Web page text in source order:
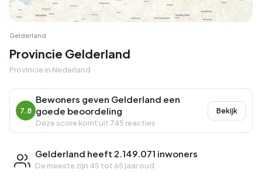
Gelderland
Provincie Gelderland
Provincie in Nederland
7.8
Bewoners geven Gelderland een
goede beoordeling
Deze score komt uit 745 reacties
Bekijk
Gelderland heeft 2.149.071 inwoners
De meeste zijn 45 tot 65 jaar oud